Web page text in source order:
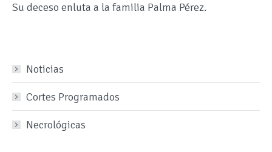
Su deceso enluta a la familia Palma Pérez.
Noticias
Cortes Programados
Necrológicas